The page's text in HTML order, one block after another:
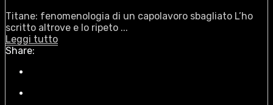
Titane: fenomenologia di un capolavoro sbagliato L’ho
scritto altrove e lo ripeto ...
Leggi tutto
Share: